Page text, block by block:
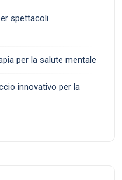
spettacoli
per la salute mentale
innovativo per la